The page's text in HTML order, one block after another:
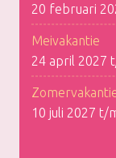
20 februari
Meivakantie
24 april 2027
10 juli 2027 t/